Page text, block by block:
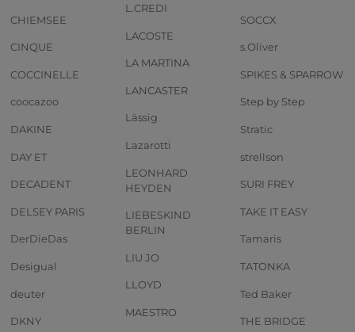
CHIEMSEE
CINQUE
COCCINELLE
coocazoo
DAKINE
DAY ET
DECADENT
DELSEY PARIS
DerDieDas
Desigual
deuter
DKNY
L.CREDI
LACOSTE
LA MARTINA
LANCASTER
Lässig
Lazarotti
LEONHARD
HEYDEN
LIEBESKIND
BERLIN
LIU JO
LLOYD
MAESTRO
SOCCX
s.Oliver
SPIKES & SPARROW
Step by Step
Stratic
strellson
SURI FREY
TAKE IT EASY
Tamaris
TATONKA
Ted Baker
THE BRIDGE